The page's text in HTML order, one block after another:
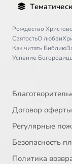
Рождество Христово
СвятостьО любви
Как читать Библию
Успение
Договор оферты
Регулярные
Безопасность
Политика